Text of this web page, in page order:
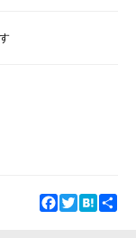
Facebook
TwitterHatena